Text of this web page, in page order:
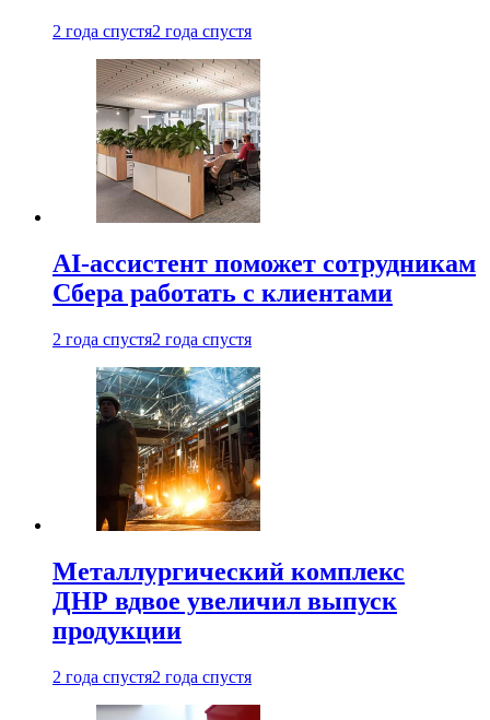
2 года спустя2 года спустя
AI-ассистент поможет сотрудникам
Сбера работать с клиентами
2 года спустя2 года спустя
Металлургический комплекс
ДНР вдвое увеличил выпуск
продукции
2 года спустя2 года спустя